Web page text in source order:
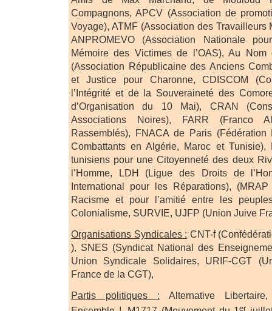
Compagnons, APCV (Association de
Voyage), ATMF (Association des Travailleurs
ANPROMEVO (Association Nationale
Mémoire des Victimes de l’OAS), Au
(Association Républicaine des Anciens
et Justice pour Charonne, CDISCOM
l’Intégrité et de la Souveraineté des
d’Organisation du 10 Mai), CRAN
Associations Noires), FARR (Franco
Rassemblés), FNACA de Paris
Combattants en Algérie, Maroc et Tunisie),
tunisiens pour une Citoyenneté des deux
l’Homme, LDH (Ligue des Droits de
International pour les Réparations),
Racisme et pour l’amitié entre les
Colonialisme, SURVIE, UJFP (Union Juive
Organisations Syndicales : CNT-f
), SNES (Syndicat National des
Union Syndicale Solidaires, URIF-CGT
France de la CGT),
Partis politiques : Alternative
er